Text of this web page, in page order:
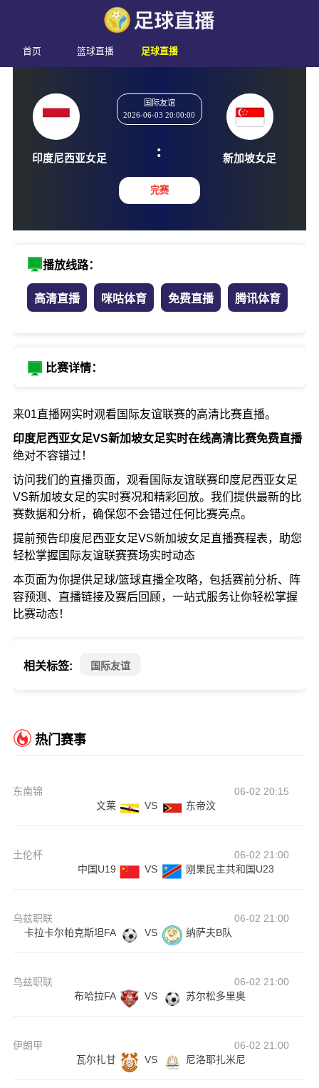
首页 篮球直播 足球直播
印度尼西亚女足
国际友谊
2026-06-03 20:00:00
:
完赛
播放线路：
高清直播 咪咕体育 免费直播 腾讯体育
比赛详情：
来01直播网实时观看国际友谊联赛的高清比赛直播。
印度尼西亚女足VS新加坡女足实时在线高清比赛免费直播
绝对不容错过！
访问我们的直播页面，观看国际友谊联赛印度尼西亚女足
VS新加坡女足的实时赛况和精彩回放。我们提供最新的比
赛数据和分析，确保您不会错过任何比赛亮点。
提前预告印度尼西亚女足VS新加坡女足直播赛程表，助您
轻松掌握国际友谊联赛赛场实时动态
本页面为你提供足球/篮球直播全攻略，包括赛前分析、阵
容预测、直播链接及赛后回顾，一站式服务让你轻松掌握
比赛动态！
相关标签: 国际友谊
热门赛事
东南锦
06-02 20:15
文莱
VS 东帝汶
土伦杯
06-02 21:00
中国U19
VS 刚果民主共和国U23
乌兹职联
06-02 21:00
卡拉卡尔帕克斯坦FA
VS 纳萨夫B队
乌兹职联
06-02 21:00
布哈拉FA
VS 苏尔松多里奥
伊朗甲
06-02 21:00
瓦尔扎甘
VS 尼洛耶扎米尼